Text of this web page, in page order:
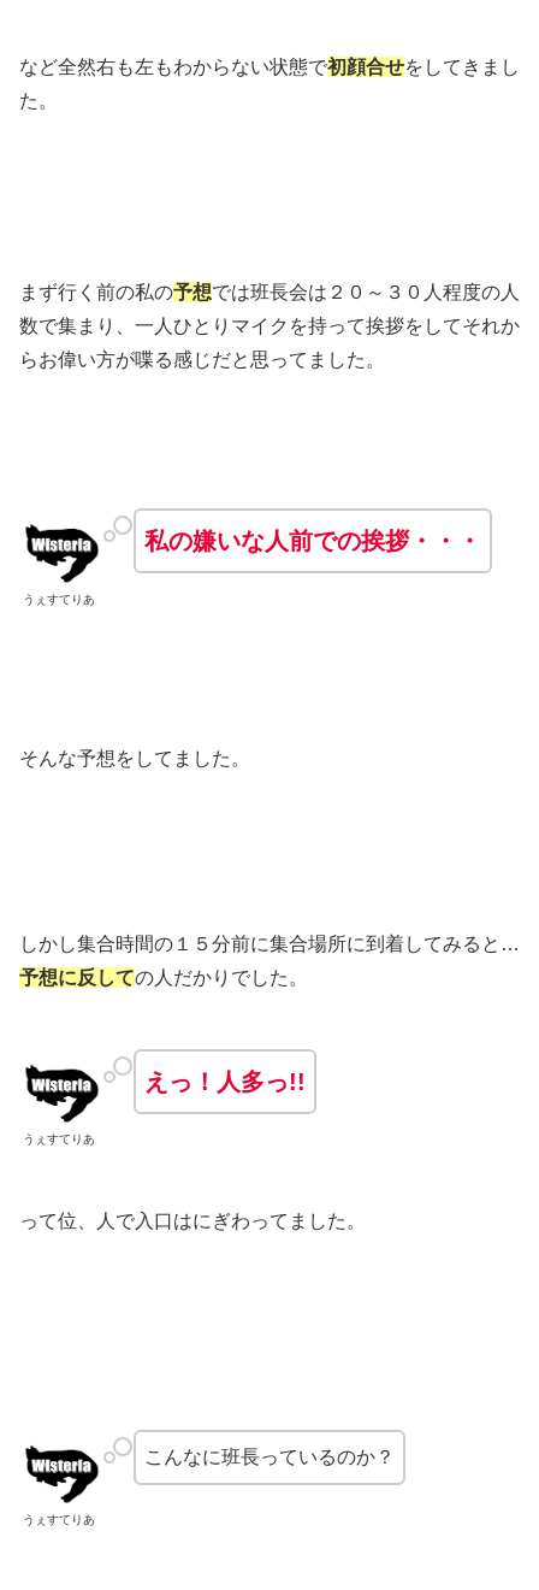
など全然右も左もわからない状態で初顔合せをしてきまし
た。
まず行く前の私の予想では班長会は２０～３０人程度の人
数で集まり、一人ひとりマイクを持って挨拶をしてそれか
らお偉い方が喋る感じだと思ってました。
うぇすてりあ
私の嫌いな人前での挨拶・・・
そんな予想をしてました。
しかし集合時間の１５分前に集合場所に到着してみると…
予想に反しての人だかりでした。
うぇすてりあ
えっ！人多っ!!
って位、人で入口はにぎわってました。
うぇすてりあ
こんなに班長っているのか？